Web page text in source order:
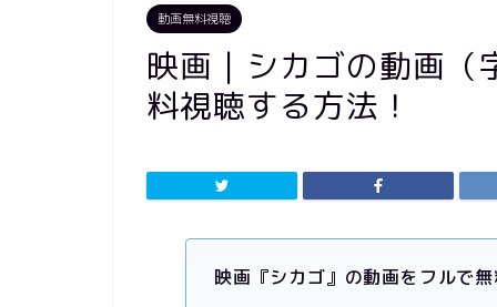
動画無料視聴
映画｜シカゴの動画（
料視聴する方法！
映画『シカゴ』の動画をフルで